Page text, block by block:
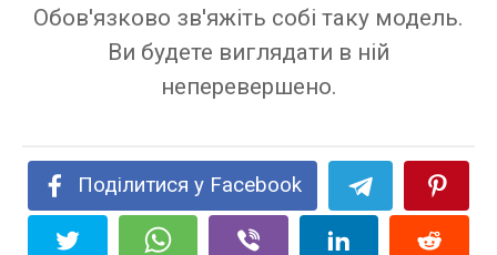
Обов'язково зв'яжіть собі таку модель.
Ви будете виглядати в ній
неперевершено.
Поділитися у Facebook